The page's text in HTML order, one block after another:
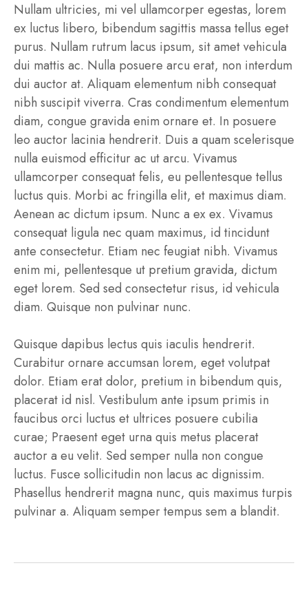
Nullam ultricies, mi vel ullamcorper egestas, lorem
ex luctus libero, bibendum sagittis massa tellus eget
purus. Nullam rutrum lacus ipsum, sit amet vehicula
dui mattis ac. Nulla posuere arcu erat, non interdum
dui auctor at. Aliquam elementum nibh consequat
nibh suscipit viverra. Cras condimentum elementum
diam, congue gravida enim ornare et. In posuere
leo auctor lacinia hendrerit. Duis a quam scelerisque
nulla euismod efficitur ac ut arcu. Vivamus
ullamcorper consequat felis, eu pellentesque tellus
luctus quis. Morbi ac fringilla elit, et maximus diam.
Aenean ac dictum ipsum. Nunc a ex ex. Vivamus
consequat ligula nec quam maximus, id tincidunt
ante consectetur. Etiam nec feugiat nibh. Vivamus
enim mi, pellentesque ut pretium gravida, dictum
eget lorem. Sed sed consectetur risus, id vehicula
diam. Quisque non pulvinar nunc.
Quisque dapibus lectus quis iaculis hendrerit.
Curabitur ornare accumsan lorem, eget volutpat
dolor. Etiam erat dolor, pretium in bibendum quis,
placerat id nisl. Vestibulum ante ipsum primis in
faucibus orci luctus et ultrices posuere cubilia
curae; Praesent eget urna quis metus placerat
auctor a eu velit. Sed semper nulla non congue
luctus. Fusce sollicitudin non lacus ac dignissim.
Phasellus hendrerit magna nunc, quis maximus turpis
pulvinar a. Aliquam semper tempus sem a blandit.